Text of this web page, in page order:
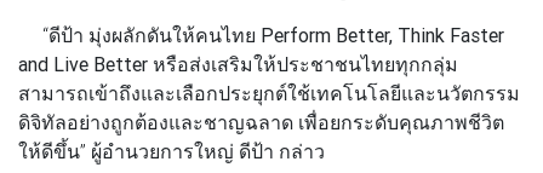
“ดีป้า มุ่งผลักดันให้คนไทย Perform Better, Think Faster
and Live Better หรือส่งเสริมให้ประชาชนไทยทุกกลุ่ม
สามารถเข้าถึงและเลือกประยุกต์ใช้เทคโนโลยีและนวัตกรรม
ดิจิทัลอย่างถูกต้องและชาญฉลาด เพื่อยกระดับคุณภาพชีวิต
ให้ดีขึ้น” ผู้อำนวยการใหญ่ ดีป้า กล่าว